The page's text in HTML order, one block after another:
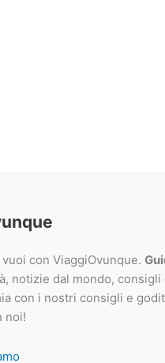
con ViaggiOvunque.
notizie dal mondo,
con i nostri consigli e
noi!